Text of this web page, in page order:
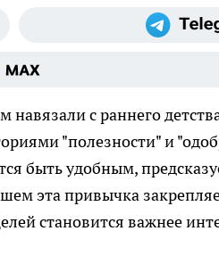
с раннего
"полезности" и
быть удобным,
эта привычка
становится важнее